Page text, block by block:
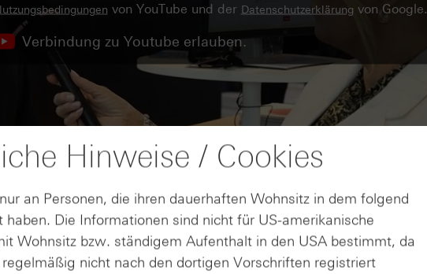
von YouTube und der Datenschutzerklärung von Google.
Verbindung zu Youtube erlauben.
Hinweise / Cookies
an Personen, die ihren dauerhaften Wohnsitz in dem folgend
Die Informationen sind nicht für US-amerikanische
Wohnsitz bzw. ständigem Aufenthalt in den USA bestimmt, da
nicht nach den dortigen Vorschriften registriert